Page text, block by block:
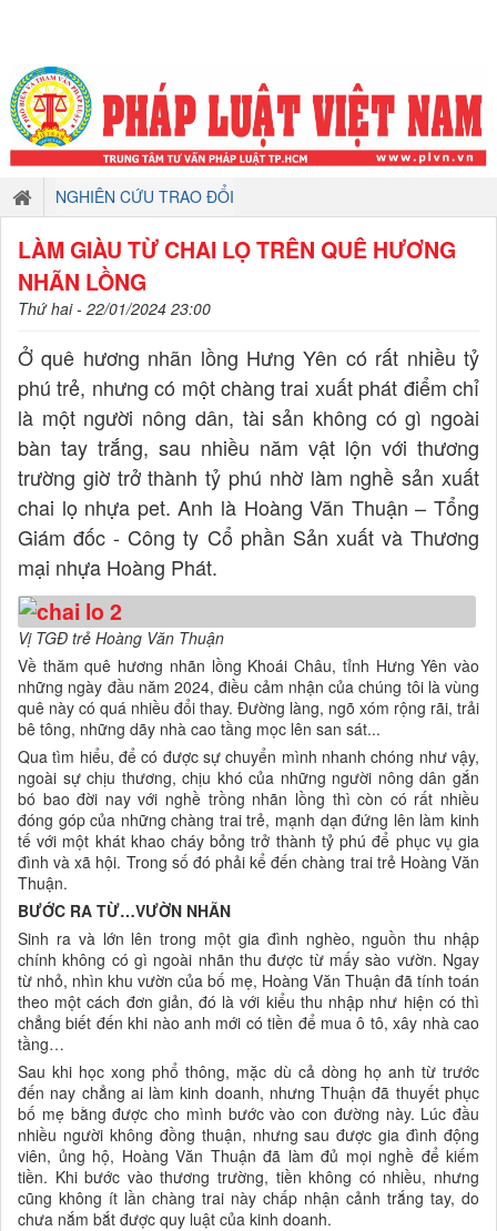
NGHIÊN CỨU TRAO ĐỔI
LÀM GIÀU TỪ CHAI LỌ TRÊN QUÊ HƯƠNG
NHÃN LỒNG
Thứ hai - 22/01/2024 23:00
Ở quê hương nhãn lồng Hưng Yên có rất nhiều tỷ
phú trẻ, nhưng có một chàng trai xuất phát điểm chỉ
là một người nông dân, tài sản không có gì ngoài
bàn tay trắng, sau nhiều năm vật lộn với thương
trường giờ trở thành tỷ phú nhờ làm nghề sản xuất
chai lọ nhựa pet. Anh là Hoàng Văn Thuận – Tổng
Giám đốc - Công ty Cổ phần Sản xuất và Thương
mại nhựa Hoàng Phát.
Vị TGĐ trẻ Hoàng Văn Thuận
Về thăm quê hương nhãn lồng Khoái Châu, tỉnh Hưng Yên vào
những ngày đầu năm 2024, điều cảm nhận của chúng tôi là vùng
quê này có quá nhiều đổi thay. Đường làng, ngõ xóm rộng rãi, trải
bê tông, những dãy nhà cao tầng mọc lên san sát...
Qua tìm hiểu, để có được sự chuyển mình nhanh chóng như vậy,
ngoài sự chịu thương, chịu khó của những người nông dân gắn
bó bao đời nay với nghề trồng nhãn lồng thì còn có rất nhiều
đóng góp của những chàng trai trẻ, mạnh dạn đứng lên làm kinh
tế với một khát khao cháy bỏng trở thành tỷ phú để phục vụ gia
đình và xã hội. Trong số đó phải kể đến chàng trai trẻ Hoàng Văn
Thuận.
BƯỚC RA TỪ…VƯỜN NHÃN
Sinh ra và lớn lên trong một gia đình nghèo, nguồn thu nhập
chính không có gì ngoài nhãn thu được từ mấy sào vườn. Ngay
từ nhỏ, nhìn khu vườn của bố mẹ, Hoàng Văn Thuận đã tính toán
theo một cách đơn giản, đó là với kiểu thu nhập như hiện có thì
chẳng biết đến khi nào anh mới có tiền để mua ô tô, xây nhà cao
tầng…
Sau khi học xong phổ thông, mặc dù cả dòng họ anh từ trước
đến nay chẳng ai làm kinh doanh, nhưng Thuận đã thuyết phục
bố mẹ bằng được cho mình bước vào con đường này. Lúc đầu
nhiều người không đồng thuận, nhưng sau được gia đình động
viên, ủng hộ, Hoàng Văn Thuận đã làm đủ mọi nghề để kiếm
tiền. Khi bước vào thương trường, tiền không có nhiều, nhưng
cũng không ít lần chàng trai này chấp nhận cảnh trắng tay, do
chưa nắm bắt được quy luật của kinh doanh.